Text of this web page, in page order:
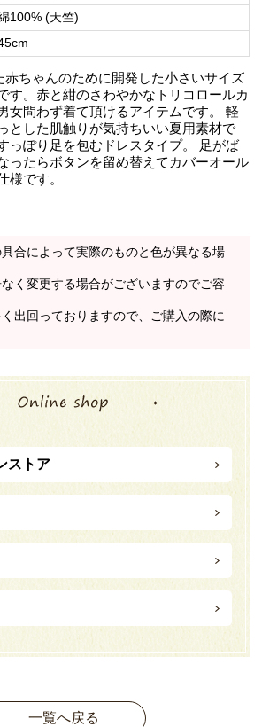
100% (天竺)
赤ちゃんのために開発した小さいサイズ
す。赤と紺のさわやかなトリコロールカ
女問わず着て頂けるアイテムです。 軽
とした肌触りが気持ちいい夏用素材で
っぽり足を包むドレスタイプ。 足がば
ったらボタンを留め替えてカバーオール
様です。
具合によって実際のものと色が異なる場
なく変更する場合がございますのでご容
く出回っておりますので、ご購入の際に
ストア
一覧へ戻る